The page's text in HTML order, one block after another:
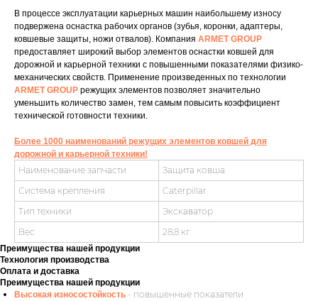
В процессе эксплуатации карьерных машин наибольшему износу
подвержена оснастка рабочих органов (зубья, коронки, адаптеры,
ковшевые защиты, ножи отвалов). Компания ARMET GROUP
предоставляет широкий выбор элементов оснастки ковшей для
дорожной и карьерной техники с повышенными показателями физико-
механических свойств. Применение произведенных по технологии
ARMET GROUP режущих элементов позволяет значительно
уменьшить количество замен, тем самым повысить коэффициент
технической готовности техники.
Более 1000 наименований режущих элементов ковшей для
дорожной и карьерной техники!
Наименование запчасти
Защита ковша
Система крепления
Caterpillar
Тип техники
Экскаватор
Вес
28,8 кг
Преимущества нашей продукции
Технология производства
Оплата и доставка
Преимущества нашей продукции
Высокая износостойкость - повышенные показатели